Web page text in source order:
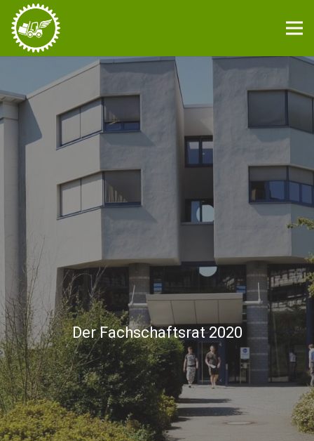
Der Fachschaftsrat 2020